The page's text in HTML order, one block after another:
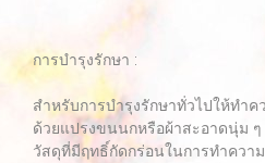
การบำรุงรักษา :
สำหรับการบำรุงรักษาทั่วไปให้ทำค
ด้วยแปรงขนนกหรือผ้าสะอาดนุ่ม
วัสดุที่มีฤทธิ์กัดกร่อนในการทำควา